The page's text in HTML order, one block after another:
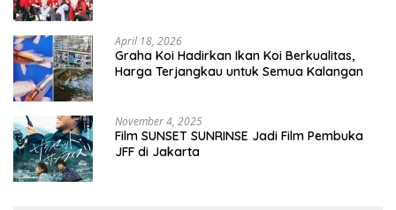
April 18, 2026
Graha Koi Hadirkan Ikan Koi Berkualitas,
Harga Terjangkau untuk Semua Kalangan
November 4, 2025
Film SUNSET SUNRINSE Jadi Film Pembuka
JFF di Jakarta